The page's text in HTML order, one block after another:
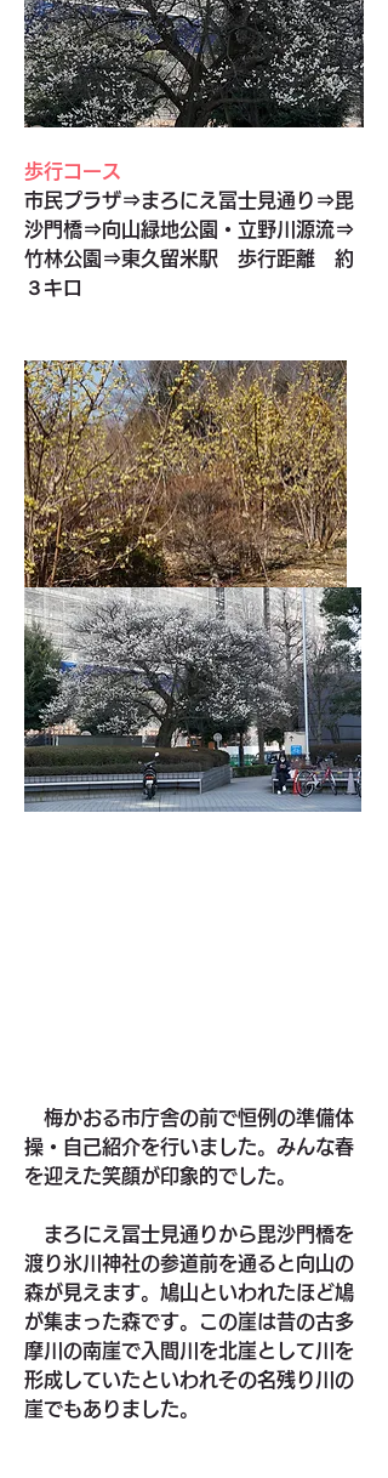
歩行コース
市民プラザ⇒まろにえ冨士見通り⇒毘
沙門橋⇒向山緑地公園・立野川源流⇒
竹林公園⇒東久留米駅　歩行距離　約
３キロ
梅かおる市庁舎の前で恒例の準備体
操・自己紹介を行いました。みんな春
を迎えた笑顔が印象的でした。
まろにえ冨士見通りから毘沙門橋を
渡り氷川神社の参道前を通ると向山の
森が見えます。鳩山といわれたほど鳩
が集まった森です。この崖は昔の古多
摩川の南崖で入間川を北崖として川を
形成していたといわれその名残り川の
崖でもありました。